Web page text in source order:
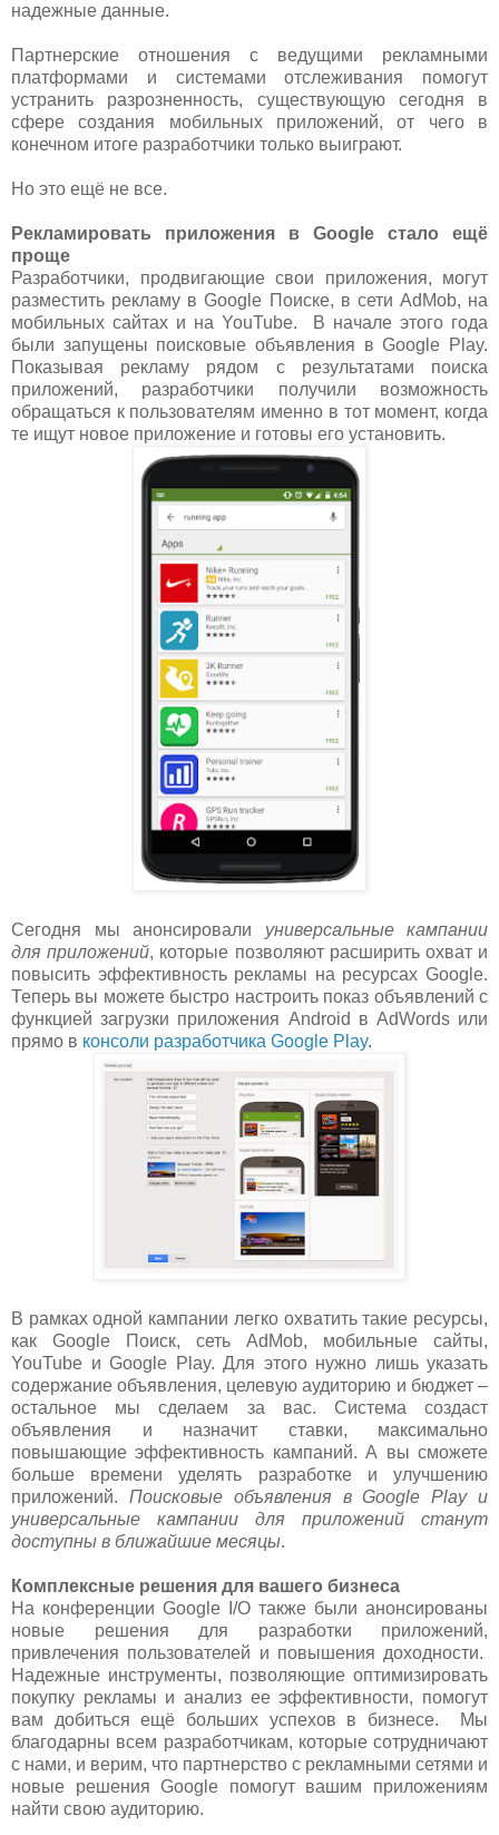
надежные данные.
Партнерские отношения с ведущими рекламными
платформами и системами отслеживания помогут
устранить разрозненность, существующую сегодня в
сфере создания мобильных приложений, от чего в
конечном итоге разработчики только выиграют.
Но это ещё не все.
Рекламировать приложения в Google стало ещё
проще
Разработчики, продвигающие свои приложения, могут
разместить рекламу в Google Поиске, в сети AdMob, на
мобильных сайтах и на YouTube. В начале этого года
были запущены поисковые объявления в Google Play.
Показывая рекламу рядом с результатами поиска
приложений, разработчики получили возможность
обращаться к пользователям именно в тот момент, когда
те ищут новое приложение и готовы его установить.
Сегодня мы анонсировали универсальные кампании
для приложений, которые позволяют расширить охват и
повысить эффективность рекламы на ресурсах Google.
Теперь вы можете быстро настроить показ объявлений с
функцией загрузки приложения Android в AdWords или
прямо в консоли разработчика Google Play.
В рамках одной кампании легко охватить такие ресурсы,
как Google Поиск, сеть AdMob, мобильные сайты,
YouTube и Google Play. Для этого нужно лишь указать
содержание объявления, целевую аудиторию и бюджет –
остальное мы сделаем за вас. Система создаст
объявления и назначит ставки, максимально
повышающие эффективность кампаний. А вы сможете
больше времени уделять разработке и улучшению
приложений. Поисковые объявления в Google Play и
универсальные кампании для приложений станут
доступны в ближайшие месяцы.
Комплексные решения для вашего бизнеса
На конференции Google I/O также были анонсированы
новые решения для разработки приложений,
привлечения пользователей и повышения доходности.
Надежные инструменты, позволяющие оптимизировать
покупку рекламы и анализ ее эффективности, помогут
вам добиться ещё больших успехов в бизнесе. Мы
благодарны всем разработчикам, которые сотрудничают
с нами, и верим, что партнерство с рекламными сетями и
новые решения Google помогут вашим приложениям
найти свою аудиторию.